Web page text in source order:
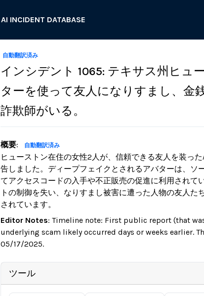
AI INCIDENT DATABASE
自動翻訳済み
インシデント 1065: テキサス州ヒュ
ターを使って友人になりすまし、金
詐欺師がいる。
概要: 自動翻訳済み
ヒューストン在住の女性2人が、信頼できる友人を装っ
告しました。ディープフェイクとされるアバターは、ソ
てアクセスコードの入手や不正販売の促進に利用されて
トの制御を失い、なりすまし被害に遭った人物の友人
されています。
Editor Notes: Timeline note: First public report (that
underlying scam likely occurred days or weeks earlier.
05/17/2025.
ツール